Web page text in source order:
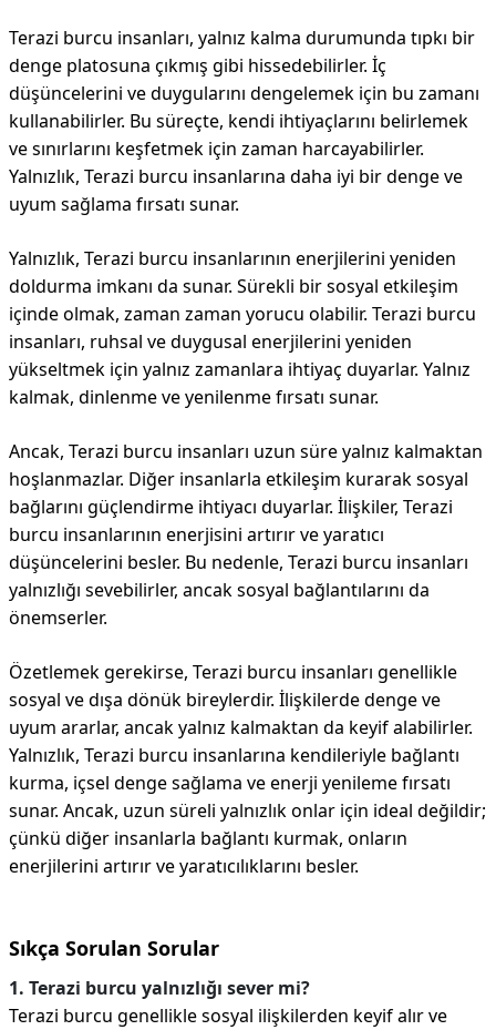
Terazi burcu insanları, yalnız kalma durumunda tıpkı bir
denge platosuna çıkmış gibi hissedebilirler. İç
düşüncelerini ve duygularını dengelemek için bu zamanı
kullanabilirler. Bu süreçte, kendi ihtiyaçlarını belirlemek
ve sınırlarını keşfetmek için zaman harcayabilirler.
Yalnızlık, Terazi burcu insanlarına daha iyi bir denge ve
uyum sağlama fırsatı sunar.
Yalnızlık, Terazi burcu insanlarının enerjilerini yeniden
doldurma imkanı da sunar. Sürekli bir sosyal etkileşim
içinde olmak, zaman zaman yorucu olabilir. Terazi burcu
insanları, ruhsal ve duygusal enerjilerini yeniden
yükseltmek için yalnız zamanlara ihtiyaç duyarlar. Yalnız
kalmak, dinlenme ve yenilenme fırsatı sunar.
Ancak, Terazi burcu insanları uzun süre yalnız kalmaktan
hoşlanmazlar. Diğer insanlarla etkileşim kurarak sosyal
bağlarını güçlendirme ihtiyacı duyarlar. İlişkiler, Terazi
burcu insanlarının enerjisini artırır ve yaratıcı
düşüncelerini besler. Bu nedenle, Terazi burcu insanları
yalnızlığı sevebilirler, ancak sosyal bağlantılarını da
önemserler.
Özetlemek gerekirse, Terazi burcu insanları genellikle
sosyal ve dışa dönük bireylerdir. İlişkilerde denge ve
uyum ararlar, ancak yalnız kalmaktan da keyif alabilirler.
Yalnızlık, Terazi burcu insanlarına kendileriyle bağlantı
kurma, içsel denge sağlama ve enerji yenileme fırsatı
sunar. Ancak, uzun süreli yalnızlık onlar için ideal değildir;
çünkü diğer insanlarla bağlantı kurmak, onların
enerjilerini artırır ve yaratıcılıklarını besler.
Sıkça Sorulan Sorular
1. Terazi burcu yalnızlığı sever mi?
Terazi burcu genellikle sosyal ilişkilerden keyif alır ve